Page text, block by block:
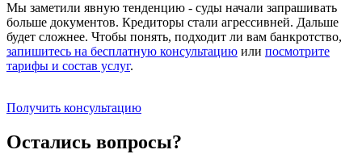
Мы заметили явную тенденцию - суды начали запрашивать
больше документов. Кредиторы стали агрессивней. Дальше
будет сложнее. Чтобы понять, подходит ли вам банкротство,
запишитесь на бесплатную консультацию или посмотрите
тарифы и состав услуг.
Получить консультацию
Остались вопросы?